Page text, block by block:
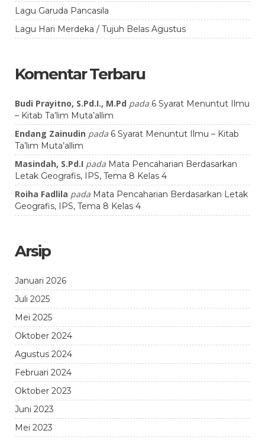
Lagu Garuda Pancasila
Lagu Hari Merdeka / Tujuh Belas Agustus
Komentar Terbaru
Budi Prayitno, S.Pd.I., M.Pd pada 6 Syarat Menuntut Ilmu
– Kitab Ta’lim Muta’allim
Endang Zainudin pada 6 Syarat Menuntut Ilmu – Kitab
Ta’lim Muta’allim
Masindah, S.Pd.I pada Mata Pencaharian Berdasarkan
Letak Geografis, IPS, Tema 8 Kelas 4
Roiha Fadlila pada Mata Pencaharian Berdasarkan Letak
Geografis, IPS, Tema 8 Kelas 4
Arsip
Januari 2026
Juli 2025
Mei 2025
Oktober 2024
Agustus 2024
Februari 2024
Oktober 2023
Juni 2023
Mei 2023